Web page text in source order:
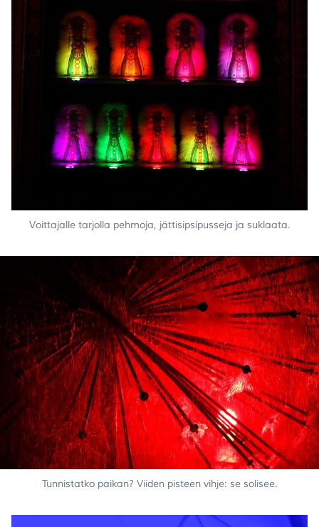
Voittajalle tarjolla pehmoja, jättisipsipusseja ja suklaata.
Tunnistatko paikan? Viiden pisteen vihje: se solisee.